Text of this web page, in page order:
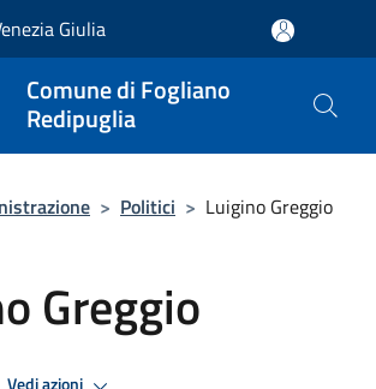
Giulia
Comune di Fogliano
Redipuglia
> Politici > Luigino Greggio
Greggio